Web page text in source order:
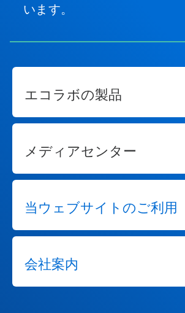
います。
エコラボの製品
メディアセンター
当ウェブサイトのご利用
会社案内